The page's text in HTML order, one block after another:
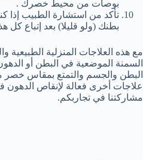
بوصات من محيط خصرك .
تأكد من استشارة الطبيب إذا
بطنك (ولو قليلا) بعد إتباع كل
مع هذه العلاجات المنزلية الطبيعية
السمنة الموضعية في البطن أو
البطن والجسم والتمتع بمقاس
علاجات أخرى فعالة لإنقاص الدهون
مشاركتنا في تجاربكم.